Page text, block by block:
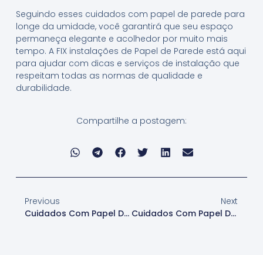
Seguindo esses cuidados com papel de parede para
longe da umidade, você garantirá que seu espaço
permaneça elegante e acolhedor por muito mais
tempo. A FIX instalações de Papel de Parede está aqui
para ajudar com dicas e serviços de instalação que
respeitam todas as normas de qualidade e
durabilidade.
Compartilhe a postagem:
Previous
Cuidados Com Papel De Parede Para Longe Da Luz Direta
Next
Cuidados Com Papel De Parede Para Manutenção